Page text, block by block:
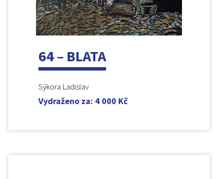
64 – BLATA
Sýkora Ladislav
Vydraženo za: 4 000 Kč